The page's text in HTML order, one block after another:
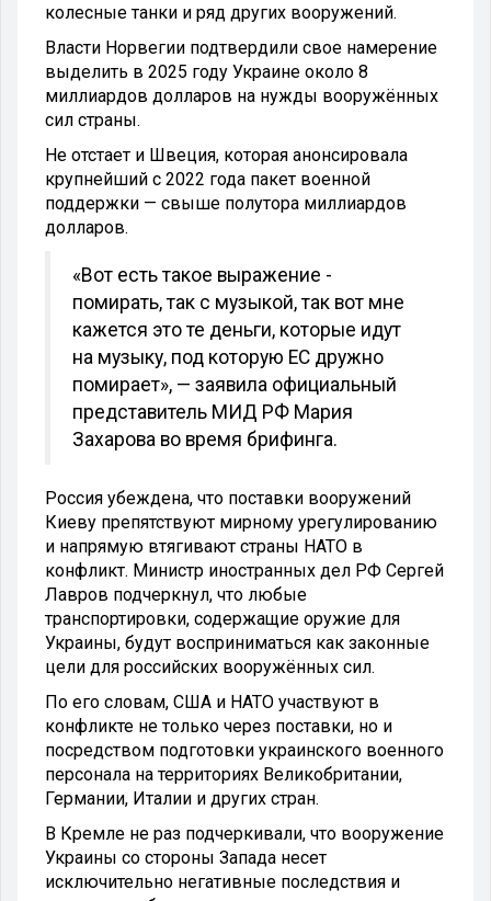
колесные танки и ряд других вооружений.
Власти Норвегии подтвердили свое намерение
выделить в 2025 году Украине около 8
миллиардов долларов на нужды вооружённых
сил страны.
Не отстает и Швеция, которая анонсировала
крупнейший с 2022 года пакет военной
поддержки — свыше полутора миллиардов
долларов.
«Вот есть такое выражение -
помирать, так с музыкой, так вот мне
кажется это те деньги, которые идут
на музыку, под которую ЕС дружно
помирает», — заявила официальный
представитель МИД РФ Мария
Захарова во время брифинга.
Россия убеждена, что поставки вооружений
Киеву препятствуют мирному урегулированию
и напрямую втягивают страны НАТО в
конфликт. Министр иностранных дел РФ Сергей
Лавров подчеркнул, что любые
транспортировки, содержащие оружие для
Украины, будут восприниматься как законные
цели для российских вооружённых сил.
По его словам, США и НАТО участвуют в
конфликте не только через поставки, но и
посредством подготовки украинского военного
персонала на территориях Великобритании,
Германии, Италии и других стран.
В Кремле не раз подчеркивали, что вооружение
Украины со стороны Запада несет
исключительно негативные последствия и